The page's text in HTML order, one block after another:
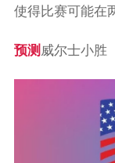
使得比赛可能在
预测 威尔士小胜